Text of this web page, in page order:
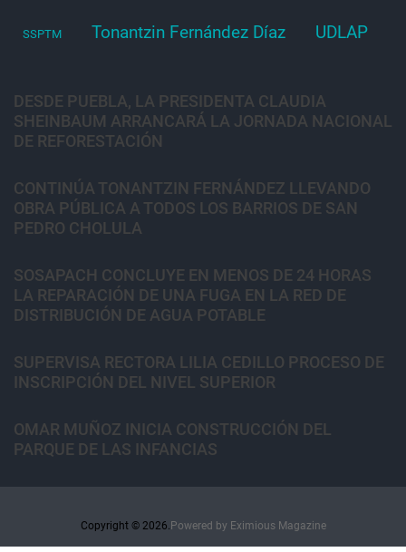
SSPTM Tonantzin Fernández Díaz UDLAP
DESDE PUEBLA, LA PRESIDENTA CLAUDIA
SHEINBAUM ARRANCARÁ LA JORNADA NACIONAL
DE REFORESTACIÓN
CONTINÚA TONANTZIN FERNÁNDEZ LLEVANDO
OBRA PÚBLICA A TODOS LOS BARRIOS DE SAN
PEDRO CHOLULA
SOSAPACH CONCLUYE EN MENOS DE 24 HORAS
LA REPARACIÓN DE UNA FUGA EN LA RED DE
DISTRIBUCIÓN DE AGUA POTABLE
SUPERVISA RECTORA LILIA CEDILLO PROCESO DE
INSCRIPCIÓN DEL NIVEL SUPERIOR
OMAR MUÑOZ INICIA CONSTRUCCIÓN DEL
PARQUE DE LAS INFANCIAS
Copyright © 2026. Powered by Eximious Magazine